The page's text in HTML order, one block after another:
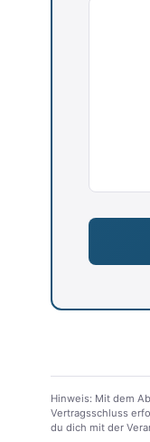
Hinweis: Mit dem
Vertragsschluss
du dich mit der